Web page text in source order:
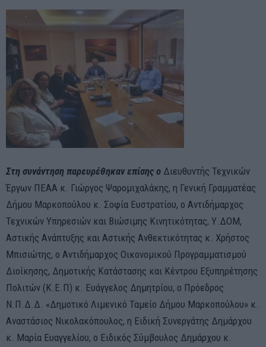
Στη συνάντηση παρευρέθηκανεπίσης ο Διευθυντής Τεχνικών
Έργων ΠΕΑΑ κ. Γιώργος Ψαρομιχαλάκης, η Γενική Γραμματέας
Δήμου Μαρκοπούλου κ. Σοφία Ευστρατίου, ο Αντιδήμαρχος
Τεχνικών Υπηρεσιών και Βιώσιμης Κινητικότητας, Υ.ΔΟΜ,
Αστικής Ανάπτυξης και Αστικής Ανθεκτικότητας κ. Χρήστος
Μπισιώτης, ο Αντιδήμαρχος Οικονομικού Προγραμματισμού
Διοίκησης, Δημοτικής Κατάστασης και Κέντρου Εξυπηρέτησης
Πολιτών (Κ.Ε.Π) κ. Ευάγγελος Δημητρίου, ο Πρόεδρος
Ν.Π.Δ.Δ. «Δημοτικό Λιμενικό Ταμείο Δήμου Μαρκοπούλου» κ.
Αναστάσιος Νικολακόπουλος, η Ειδική Συνεργάτης Δημάρχου
κ. Μαρία Ευαγγελίου, ο Ειδικός Σύμβουλος Δημάρχου κ.